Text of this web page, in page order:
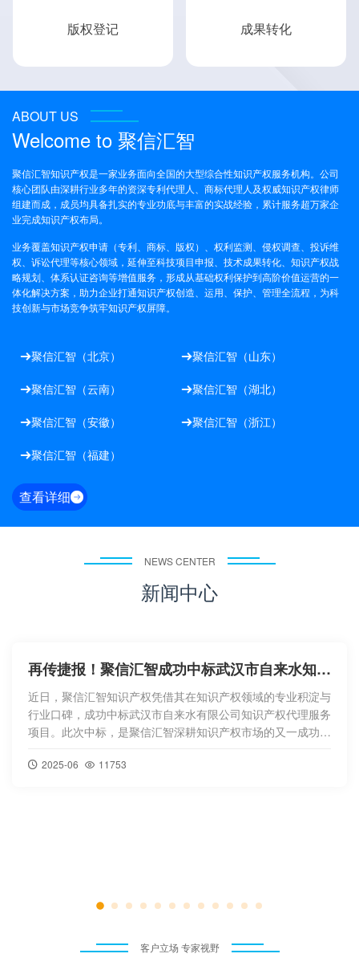
版权登记 成果转化
ABOUT US
Welcome to 聚信汇智
聚信汇智知识产权是一家业务面向全国的大型综合性知识产权服务机构。公司
核心团队由深耕行业多年的资深专利代理人、商标代理人及权威知识产权律师
组建而成，成员均具备扎实的专业功底与丰富的实战经验，累计服务超万家企
业完成知识产权布局。
业务覆盖知识产权申请（专利、商标、版权）、权利监测、侵权调查、投诉维
权、诉讼代理等核心领域，延伸至科技项目申报、技术成果转化、知识产权战
略规划、体系认证咨询等增值服务，形成从基础权利保护到高阶价值运营的一
体化解决方案，助力企业打通知识产权创造、运用、保护、管理全流程，为科
技创新与市场竞争筑牢知识产权屏障。
聚信汇智（北京） 聚信汇智（山东）
聚信汇智（云南） 聚信汇智（湖北）
聚信汇智（安徽） 聚信汇智（浙江）
聚信汇智（福建）
查看详细
NEWS CENTER
新闻中心
 聚信汇智受邀担任“贤才聚盘” 创赛评委 赋能区域科创生态
2026年7月，由中共昆明市盘龙区委、盘龙区人民政
府主办，区委组织部具体实施的第五届“贤才聚盘”创新
创业创造大赛圆满落幕。本届大赛以“青创赋能・逐梦
春城”为主题，创新构建“2+1+N”立体化赛事体系，累
客户立场 专家视野